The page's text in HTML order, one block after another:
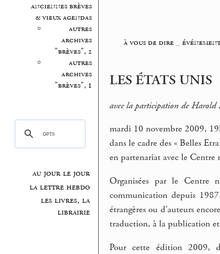
anciennes brèves
& vieux agendas
autres
archives
"brèves", 2
autres
archives
"brèves", 1
au jour le jour
la lettre hebdo
les livres, la
librairie
à vous de dire_
LES ÉTATS UNIS
avec la participation de
mardi 10 novembre 2009,
dans le cadre des « Belles
en partenariat avec le
Organisées par le
communication depuis
étrangères ou d’auteurs
traduction, à la publication
Pour cette édition 2009,